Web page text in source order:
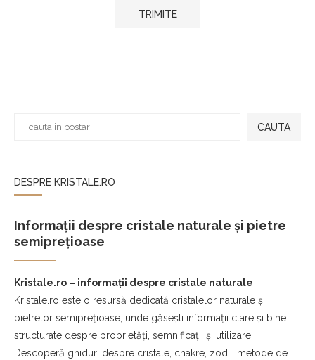
CAUTA
DESPRE KRISTALE.RO
Informații despre cristale naturale și pietre
semiprețioase
Kristale.ro – informații despre cristale naturale
Kristale.ro este o resursă dedicată cristalelor naturale și
pietrelor semiprețioase, unde găsești informații clare și bine
structurate despre proprietăți, semnificații și utilizare.
Descoperă ghiduri despre cristale, chakre, zodii, metode de